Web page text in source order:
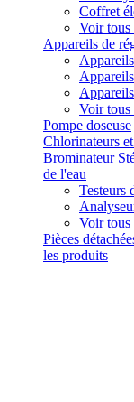
Coffret
Voir tous
Appareils de
Voir tous
Pompe doseuse
Chlorinateurs
Brominateur
de l'eau
Testeurs
Voir tous
Pièces
les produits